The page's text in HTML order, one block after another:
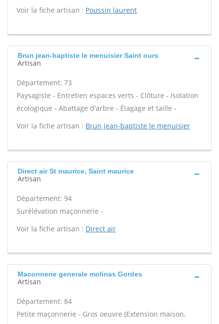
Voir la fiche artisan : Poussin laurent
Brun jean-baptiste le menuisier Saint ours
Artisan
Département: 73
Paysagiste - Entretien espaces verts - Clôture - Isolation
écologique - Abattage d'arbre - Élagage et taille -
Voir la fiche artisan : Brun jean-baptiste le menuisier
Direct air St maurice, Saint maurice
Artisan
Département: 94
Surélévation maçonnerie -
Voir la fiche artisan : Direct air
Maconnerie generale molinas Gordes
Artisan
Département: 84
Petite maçonnerie - Gros oeuvre (Extension maison,